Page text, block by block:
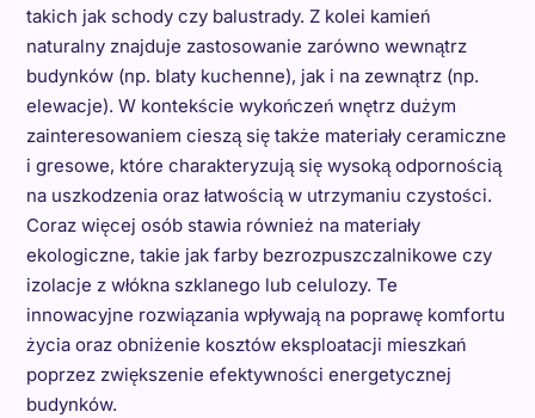
takich jak schody czy balustrady. Z kolei kamień
naturalny znajduje zastosowanie zarówno wewnątrz
budynków (np. blaty kuchenne), jak i na zewnątrz (np.
elewacje). W kontekście wykończeń wnętrz dużym
zainteresowaniem cieszą się także materiały ceramiczne
i gresowe, które charakteryzują się wysoką odpornością
na uszkodzenia oraz łatwością w utrzymaniu czystości.
Coraz więcej osób stawia również na materiały
ekologiczne, takie jak farby bezrozpuszczalnikowe czy
izolacje z włókna szklanego lub celulozy. Te
innowacyjne rozwiązania wpływają na poprawę komfortu
życia oraz obniżenie kosztów eksploatacji mieszkań
poprzez zwiększenie efektywności energetycznej
budynków.